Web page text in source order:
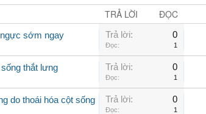
TRẢ LỜI ĐỌC
ngực sớm ngay Trả lời: 0
Đọc: 1
thắt lưng Trả lời: 0
Đọc: 1
do thoái hóa cột sống Trả lời: 0
Đọc: 1